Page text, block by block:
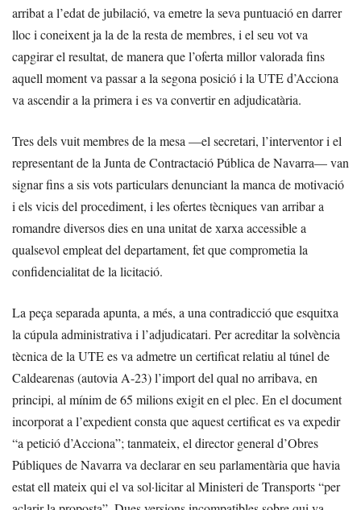
arribat a l’edat de jubilació, va emetre la seva puntuació en darrer
lloc i coneixent ja la de la resta de membres, i el seu vot va
capgirar el resultat, de manera que l’oferta millor valorada fins
aquell moment va passar a la segona posició i la UTE d’Acciona
va ascendir a la primera i es va convertir en adjudicatària.
Tres dels vuit membres de la mesa —el secretari, l’interventor i el
representant de la Junta de Contractació Pública de Navarra— van
signar fins a sis vots particulars denunciant la manca de motivació
i els vicis del procediment, i les ofertes tècniques van arribar a
romandre diversos dies en una unitat de xarxa accessible a
qualsevol empleat del departament, fet que comprometia la
confidencialitat de la licitació.
La peça separada apunta, a més, a una contradicció que esquitxa
la cúpula administrativa i l’adjudicatari. Per acreditar la solvència
tècnica de la UTE es va admetre un certificat relatiu al túnel de
Caldearenas (autovia A-23) l’import del qual no arribava, en
principi, al mínim de 65 milions exigit en el plec. En el document
incorporat a l’expedient consta que aquest certificat es va expedir
“a petició d’Acciona”; tanmateix, el director general d’Obres
Públiques de Navarra va declarar en seu parlamentària que havia
estat ell mateix qui el va sol·licitar al Ministeri de Transports “per